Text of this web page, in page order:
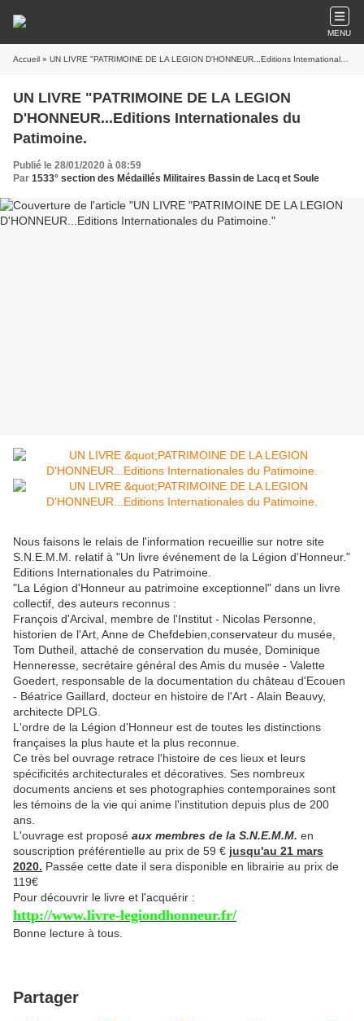
MENU
Accueil » UN LIVRE "PATRIMOINE DE LA LEGION D'HONNEUR...Editions Internationales du Patimoine.
UN LIVRE "PATRIMOINE DE LA LEGION
D'HONNEUR...Editions Internationales du
Patimoine.
Publié le 28/01/2020 à 08:59
Par 1533° section des Médaillés Militaires Bassin de Lacq et Soule
Nous faisons le relais de l'information recueillie sur notre site
S.N.E.M.M. relatif à "Un livre événement de la Légion d'Honneur."
Editions Internationales du Patrimoine.
"La Légion d'Honneur au patrimoine exceptionnel" dans un livre
collectif, des auteurs reconnus :
François d'Arcival, membre de l'Institut - Nicolas Personne,
historien de l'Art, Anne de Chefdebien,conservateur du musée,
Tom Dutheil, attaché de conservation du musée, Dominique
Henneresse, secrétaire général des Amis du musée - Valette
Goedert, responsable de la documentation du château d'Ecouen
- Béatrice Gaillard, docteur en histoire de l'Art - Alain Beauvy,
architecte DPLG.
L'ordre de la Légion d'Honneur est de toutes les distinctions
françaises la plus haute et la plus reconnue.
Ce très bel ouvrage retrace l'histoire de ces lieux et leurs
spécificités architecturales et décoratives. Ses nombreux
documents anciens et ses photographies contemporaines sont
les témoins de la vie qui anime l'institution depuis plus de 200
ans.
L'ouvrage est proposé aux membres de la S.N.E.M.M. en
souscription préférentielle au prix de 59 € jusqu'au 21 mars
2020. Passée cette date il sera disponible en librairie au prix de
119€
Pour découvrir le livre et l'acquérir :
http://www.livre-legiondhonneur.fr/
Bonne lecture à tous.
Partager